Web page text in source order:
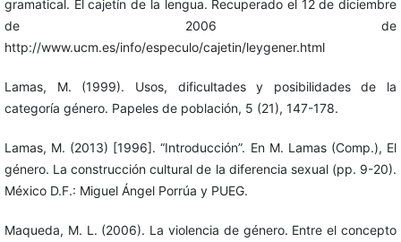
gramatical. El cajetín de la lengua. Recuperado el 12 de diciembre
de 2006 de
http://www.ucm.es/info/especulo/cajetin/leygener.html
Lamas, M. (1999). Usos, dificultades y posibilidades de la
categoría género. Papeles de población, 5 (21), 147-178.
Lamas, M. (2013) [1996]. “Introducción”. En M. Lamas (Comp.), El
género. La construcción cultural de la diferencia sexual (pp. 9-20).
México D.F.: Miguel Ángel Porrúa y PUEG.
Maqueda, M. L. (2006). La violencia de género. Entre el concepto